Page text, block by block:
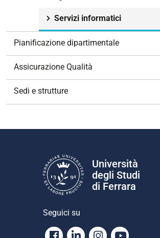
Servizi informatici
Pianificazione dipartimentale
Assicurazione Qualità
Sedi e strutture
Università
degli Studi
di Ferrara
Seguici su
Facebook
LinkedinInstagram
Youtube